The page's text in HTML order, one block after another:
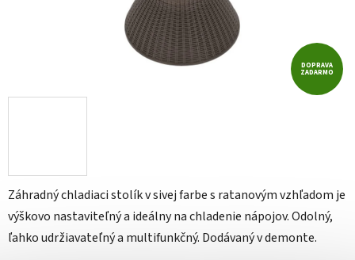
Záhradný chladiaci stolík v sivej farbe s ratanovým vzhľadom je
výškovo nastaviteľný a ideálny na chladenie nápojov. Odolný,
ľahko udržiavateľný a multifunkčný. Dodávaný v demonte.
DOPRAVA
ZADARMO